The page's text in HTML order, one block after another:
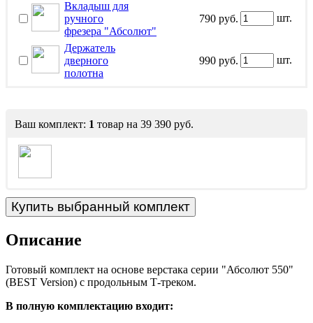
Вкладыш для
ручного
фрезера "Абсолют"
790 руб. шт.
Держатель
дверного
полотна
990 руб. шт.
Ваш комплект: 1 товар на 39 390 руб.
Описание
Готовый комплект на основе верстака серии "Абсолют 550"
(BEST Version) с продольным Т-треком.
В полную комплектацию входит: